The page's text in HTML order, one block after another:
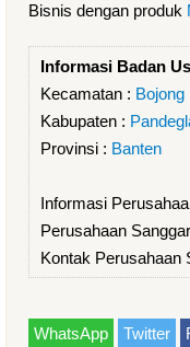
Bisnis dengan produk
Informasi Badan
Kecamatan : Bojong
Kabupaten :
Provinsi : Banten
Informasi
Perusahaan
Kontak Perusahaan
WhatsApp Twitter